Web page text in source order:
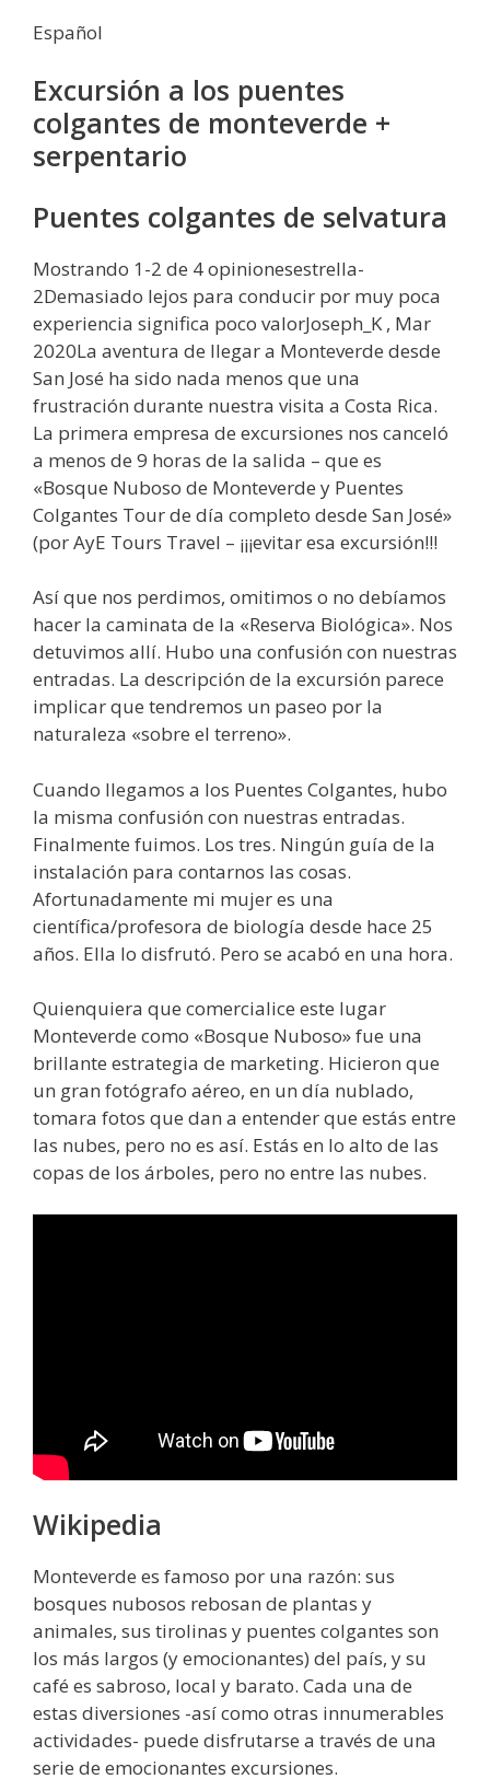
Español
Excursión a los puentes
colgantes de monteverde +
serpentario
Puentes colgantes de selvatura
Mostrando 1-2 de 4 opinionesestrella-
2Demasiado lejos para conducir por muy poca
experiencia significa poco valorJoseph_K , Mar
2020La aventura de llegar a Monteverde desde
San José ha sido nada menos que una
frustración durante nuestra visita a Costa Rica.
La primera empresa de excursiones nos canceló
a menos de 9 horas de la salida – que es
«Bosque Nuboso de Monteverde y Puentes
Colgantes Tour de día completo desde San José»
(por AyE Tours Travel – ¡¡¡evitar esa excursión!!!
Así que nos perdimos, omitimos o no debíamos
hacer la caminata de la «Reserva Biológica». Nos
detuvimos allí. Hubo una confusión con nuestras
entradas. La descripción de la excursión parece
implicar que tendremos un paseo por la
naturaleza «sobre el terreno».
Cuando llegamos a los Puentes Colgantes, hubo
la misma confusión con nuestras entradas.
Finalmente fuimos. Los tres. Ningún guía de la
instalación para contarnos las cosas.
Afortunadamente mi mujer es una
científica/profesora de biología desde hace 25
años. Ella lo disfrutó. Pero se acabó en una hora.
Quienquiera que comercialice este lugar
Monteverde como «Bosque Nuboso» fue una
brillante estrategia de marketing. Hicieron que
un gran fotógrafo aéreo, en un día nublado,
tomara fotos que dan a entender que estás entre
las nubes, pero no es así. Estás en lo alto de las
copas de los árboles, pero no entre las nubes.
Wikipedia
Monteverde es famoso por una razón: sus
bosques nubosos rebosan de plantas y
animales, sus tirolinas y puentes colgantes son
los más largos (y emocionantes) del país, y su
café es sabroso, local y barato. Cada una de
estas diversiones -así como otras innumerables
actividades- puede disfrutarse a través de una
serie de emocionantes excursiones.